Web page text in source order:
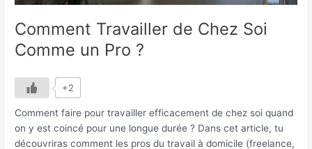
Comment Travailler de Chez Soi
Comme un Pro ?
+2
Comment faire pour travailler efficacement de chez soi quand
on y est coincé pour une longue durée ? Dans cet article, tu
découvriras comment les pros du travail à domicile (freelance,